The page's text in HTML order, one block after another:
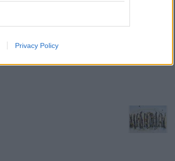
Privacy Policy